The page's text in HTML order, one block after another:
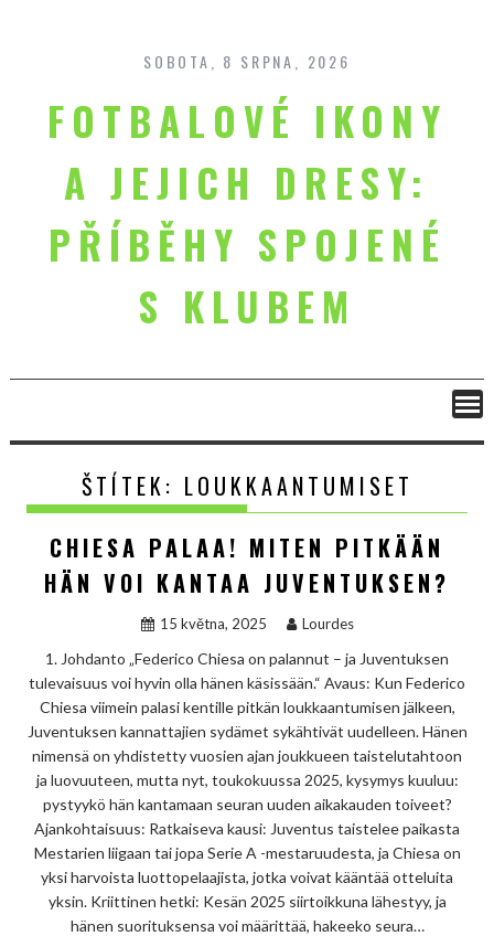
content
SOBOTA, 8 SRPNA, 2026
FOTBALOVÉ IKONY
A JEJICH DRESY:
PŘÍBĚHY SPOJENÉ
S KLUBEM
ŠTÍTEK: LOUKKAANTUMISET
CHIESA PALAA! MITEN PITKÄÄN
HÄN VOI KANTAA JUVENTUKSEN?
15 května, 2025 Lourdes
1. Johdanto „Federico Chiesa on palannut – ja Juventuksen
tulevaisuus voi hyvin olla hänen käsissään.“ Avaus: Kun Federico
Chiesa viimein palasi kentille pitkän loukkaantumisen jälkeen,
Juventuksen kannattajien sydämet sykähtivät uudelleen. Hänen
nimensä on yhdistetty vuosien ajan joukkueen taistelutahtoon
ja luovuuteen, mutta nyt, toukokuussa 2025, kysymys kuuluu:
pystyykö hän kantamaan seuran uuden aikakauden toiveet?
Ajankohtaisuus: Ratkaiseva kausi: Juventus taistelee paikasta
Mestarien liigaan tai jopa Serie A -mestaruudesta, ja Chiesa on
yksi harvoista luottopelaajista, jotka voivat kääntää otteluita
yksin. Kriittinen hetki: Kesän 2025 siirtoikkuna lähestyy, ja
hänen suorituksensa voi määrittää, hakeeko seura…